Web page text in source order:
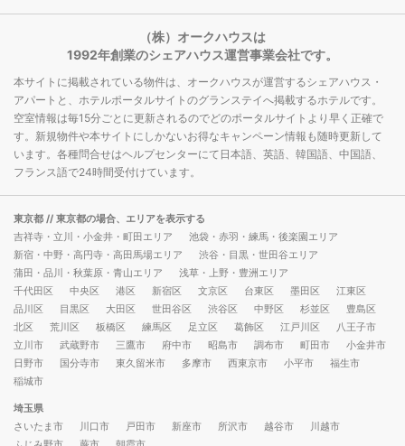
（株）オークハウスは
1992年創業のシェアハウス運営事業会社です。
本サイトに掲載されている物件は、オークハウスが運営するシェアハウス・
アパートと、ホテルポータルサイトのグランステイへ掲載するホテルです。
空室情報は毎15分ごとに更新されるのでどのポータルサイトより早く正確で
す。新規物件や本サイトにしかないお得なキャンペーン情報も随時更新して
います。各種問合せはヘルプセンターにて日本語、英語、韓国語、中国語、
フランス語で24時間受付けています。
東京都 // 東京都の場合、エリアを表示する
吉祥寺・立川・小金井・町田エリア
池袋・赤羽・練馬・後楽園エリア
新宿・中野・高円寺・高田馬場エリア
渋谷・目黒・世田谷エリア
蒲田・品川・秋葉原・青山エリア
浅草・上野・豊洲エリア
千代田区
中央区 港区 新宿区 文京区 台東区 墨田区
江東区
品川区
目黒区 大田区 世田谷区 渋谷区 中野区 杉並区
豊島区
北区
荒川区 板橋区 練馬区 足立区 葛飾区 江戸川区
八王子市
立川市
武蔵野市 三鷹市 府中市 昭島市 調布市 町田市
小金井市
日野市
国分寺市 東久留米市 多摩市 西東京市 小平市
福生市
稲城市
埼玉県
さいたま市
川口市 戸田市 新座市 所沢市 越谷市
川越市